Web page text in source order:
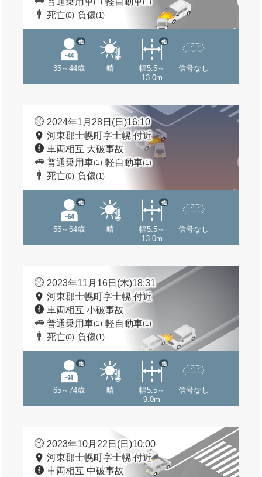
(1) (1)
死亡(0) 負傷(1)
35～44歳
他
晴
幅5.5～
13.0m
他
信号なし
2024年1月28日(日)16:10
河東郡士幌町字士幌 付近
車両相互 大破事故
普通乗用車(1) 軽自動車(1)
死亡(0) 負傷(1)
55～64歳
他
晴
幅5.5～
13.0m
他
信号なし
2023年11月16日(木)18:31
河東郡士幌町字士幌 付近
車両相互 小破事故
普通乗用車(1) 軽自動車(1)
死亡(0) 負傷(1)
65～74歳
他
晴
幅5.5～
9.0m
他
信号なし
2023年10月22日(日)10:00
河東郡士幌町字士幌 付近
車両相互 中破事故